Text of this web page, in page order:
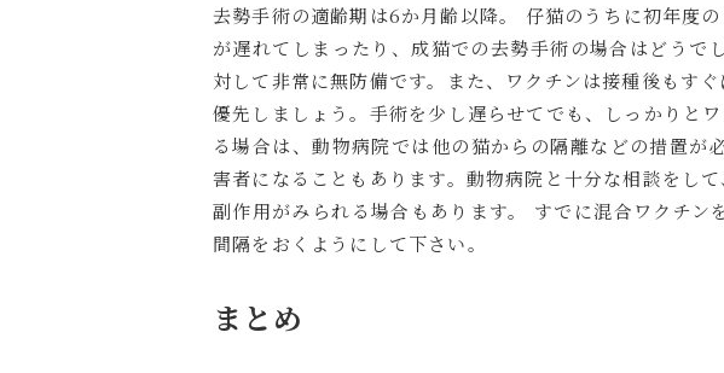
去勢手術の適齢期は6か月齢以降。 仔猫のうちに初年度
が遅れてしまったり、成猫での去勢手術の場合はどう
対して非常に無防備です。また、ワクチンは接種後もす
優先しましょう。手術を少し遅らせてでも、しっかりと
る場合は、動物病院では他の猫からの隔離などの措置
害者になることもあります。動物病院と十分な相談をし
副作用がみられる場合もあります。 すでに混合ワクチ
間隔をおくようにして下さい。
まとめ